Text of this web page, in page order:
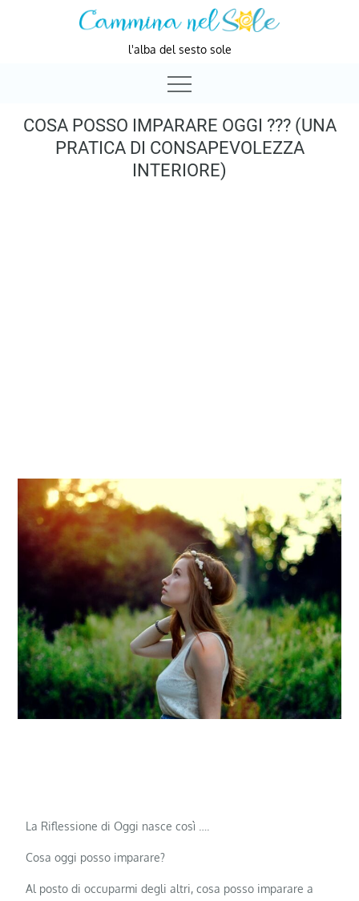
l'alba del sesto sole
COSA POSSO IMPARARE OGGI ??? (UNA
PRATICA DI CONSAPEVOLEZZA
INTERIORE)
La Riflessione di Oggi nasce così ….
Cosa oggi posso imparare?
Al posto di occuparmi degli altri, cosa posso imparare a